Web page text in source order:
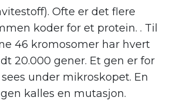
Ofte er det flere
koder for et protein. . Til
46 kromosomer har hvert
20.000 gener. Et gen er for
under mikroskopet. En
kalles en mutasjon.